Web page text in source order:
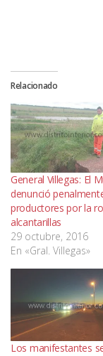
Relacionado
General Villegas: El
denunció
productores por la
alcantarillas
29 octubre, 2016
En «Gral. Villegas»
Los manifestantes